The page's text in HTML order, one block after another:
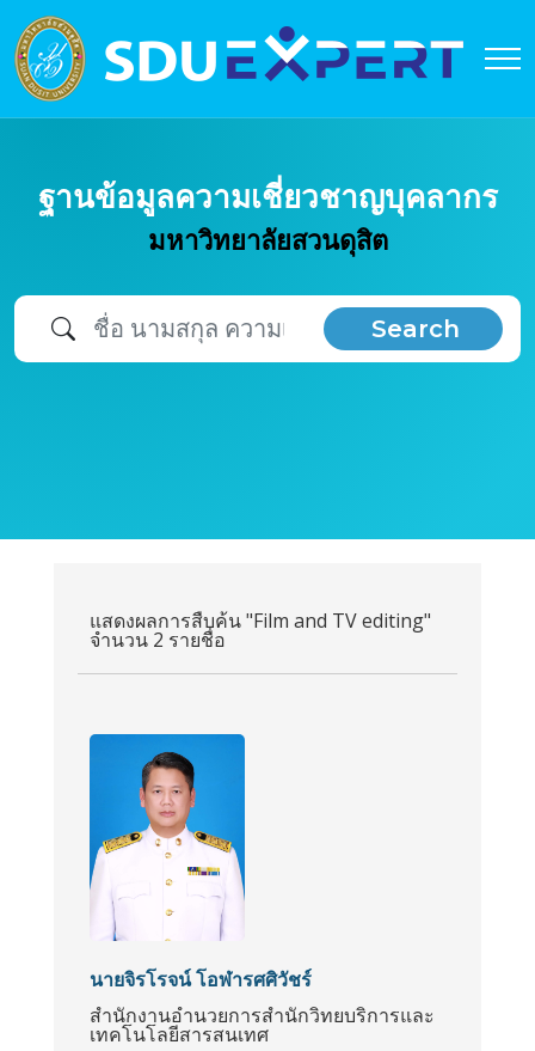
ฐานข้อมูลความเชี่ยวชาญบุคลากร
มหาวิทยาลัยสวนดุสิต
Search
แสดงผลการสืบค้น "Film and TV editing"
จำนวน 2 รายชื่อ
นายจิรโรจน์ โอฬารศศิวัชร์
สำนักงานอำนวยการสำนักวิทยบริการและ
เทคโนโลยีสารสนเทศ